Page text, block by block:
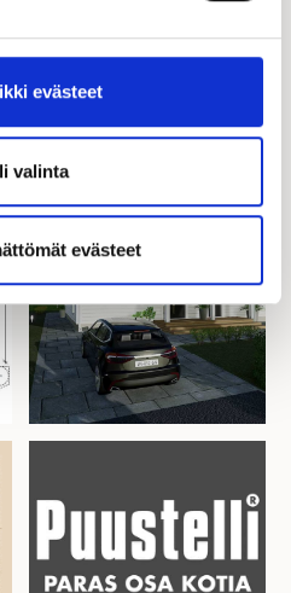
evästeet
valinta
evästeet